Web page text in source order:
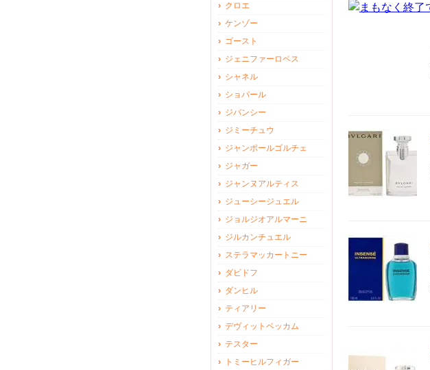
クロエ
ケンゾー
ゴースト
ジェニファーロペス
シャネル
ショパール
ジバンシー
ジミーチュウ
ジャンポールゴルチェ
ジャガー
ジャンヌアルティス
ジューシージュエル
ジョルジオアルマーニ
ジルカンチュエル
ステラマッカートニー
ダビドフ
ダンヒル
ティアリー
デヴィットベッカム
テスター
トミーヒルフィガー